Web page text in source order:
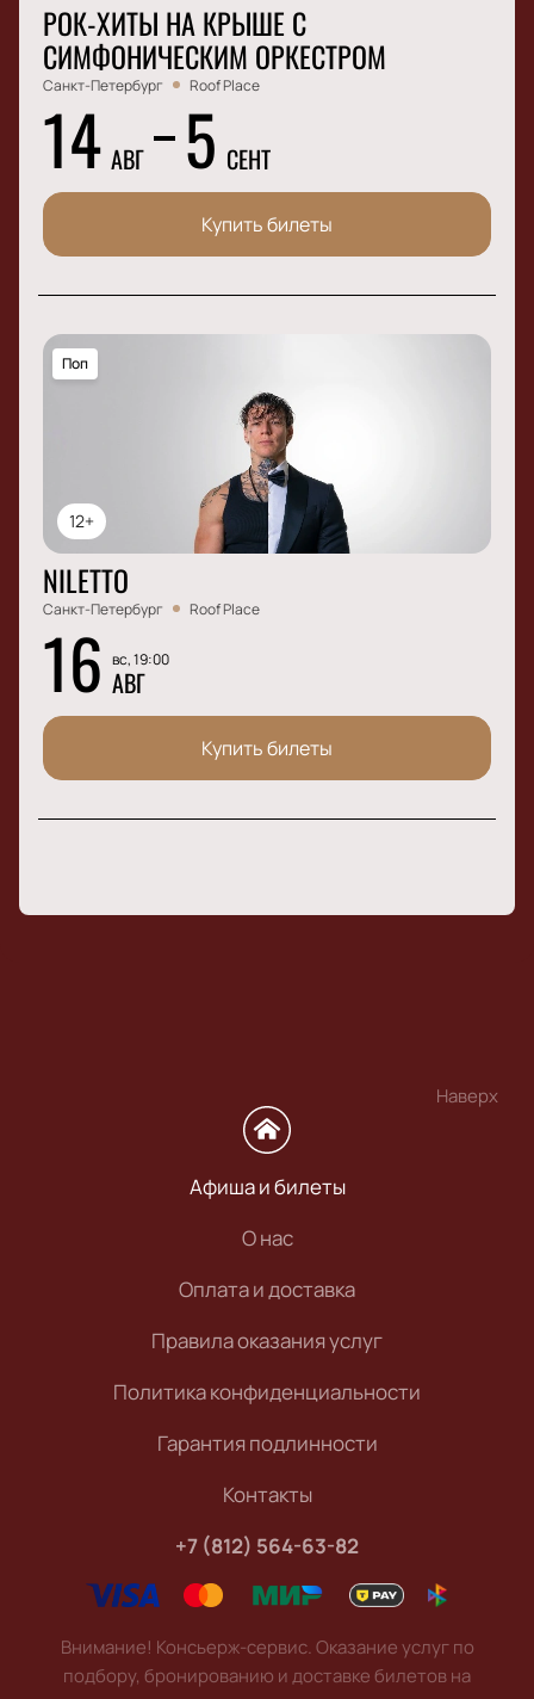
РОК-ХИТЫ НА КРЫШЕ С
СИМФОНИЧЕСКИМ ОРКЕСТРОМ
Санкт-Петербург Roof Place
14 АВГ 5 СЕНТ
Купить билеты
12+
Поп
NILETTO
Санкт-Петербург Roof Place
16 вс, 19:00
АВГ
Купить билеты
Наверх
Афиша и билеты
О нас
Оплата и доставка
Правила оказания услуг
Политика конфиденциальности
Гарантия подлинности
Контакты
+7 (812) 564-63-82
Внимание! Консьерж-сервис. Оказание услуг по
подбору, бронированию и доставке билетов на